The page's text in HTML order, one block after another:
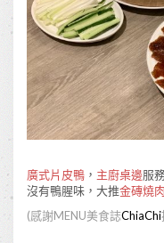
廣式片皮鴨 ， 主廚桌邊服
沒有鴨腥味，大推金磚燒肉
(感謝MENU美食誌ChiaChi